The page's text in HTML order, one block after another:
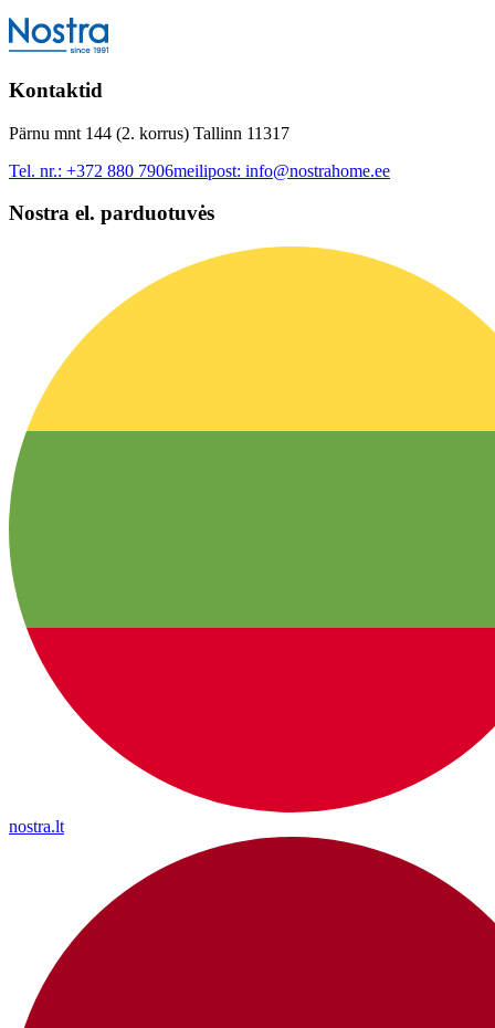
Kontaktid
Pärnu mnt 144 (2. korrus) Tallinn 11317
Tel. nr.: +372 880 7906meilipost: info@nostrahome.ee
Nostra el. parduotuvės
nostra.lt